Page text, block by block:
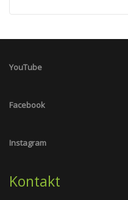
YouTube
Facebook
Instagram
Kontakt